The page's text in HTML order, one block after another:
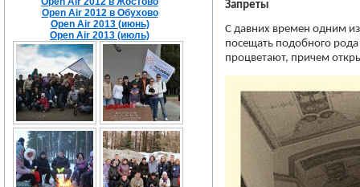
Open Air 2012 в Обухово
Open Air 2013 (июнь)
Open Air 2013 (июль)
Запреты
С давних времен одним
посещать подобного
процветают, причем